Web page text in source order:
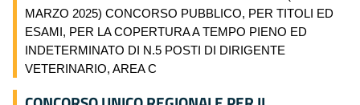
MARZO 2025) CONCORSO PUBBLICO, PER TITOLI ED
ESAMI, PER LA COPERTURA A TEMPO PIENO ED
INDETERMINATO DI N.5 POSTI DI DIRIGENTE
VETERINARIO, AREA C